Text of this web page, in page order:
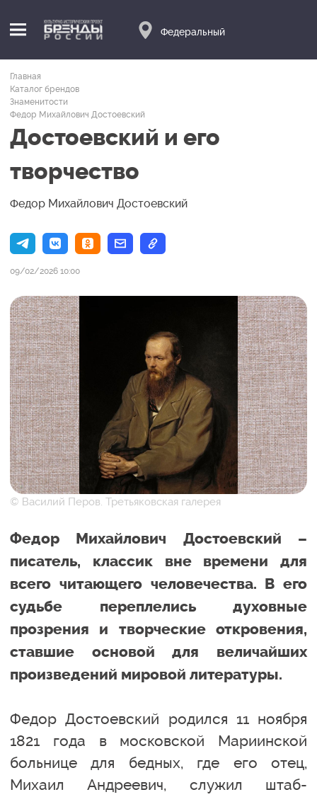
Федеральный
Главная
Каталог брендов
Знаменитости
Федор Михайлович Достоевский
Достоевский и его
творчество
Федор Михайлович Достоевский
09/02/2026 10:00
© Василий Перов. Третьяковская галерея
Федор Михайлович Достоевский –
писатель, классик вне времени для
всего читающего человечества. В его
судьбе переплелись духовные
прозрения и творческие откровения,
ставшие основой для величайших
произведений мировой литературы.
Федор Достоевский родился 11 ноября
1821 года в московской Мариинской
больнице для бедных, где его отец,
Михаил Андреевич, служил штаб-